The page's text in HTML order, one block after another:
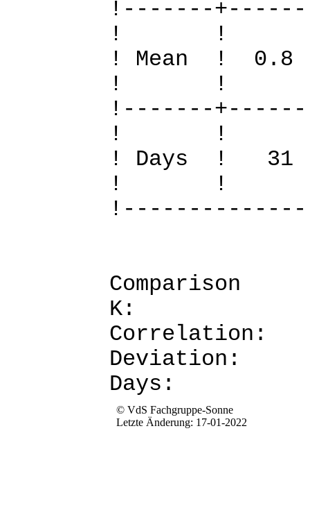
!-------
!
! Mean !
!
!-------
!
! Days
!
K:
© VdS Fachgruppe-Sonne
Letzte Änderung: 17-01-2022